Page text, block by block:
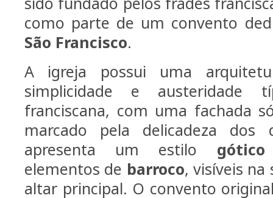
como parte de um convento
São Francisco.
A igreja possui uma
simplicidade e austeridade
franciscana, com uma fachada
marcado pela delicadeza dos
apresenta um estilo gótico
elementos de barroco, visíveis na
altar principal. O convento